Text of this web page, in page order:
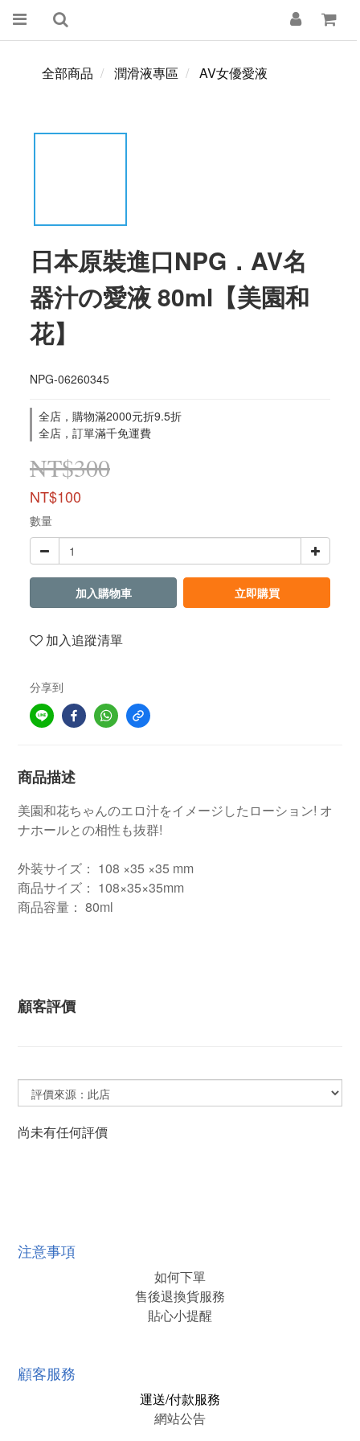
全部商品 潤滑液專區 AV女優愛液
日本原裝進口NPG．AV名
器汁の愛液 80ml【美園和
花】
NPG-06260345
全店，購物滿2000元折9.5折
全店，訂單滿千免運費
NT$300
NT$100
數量
加入購物車 立即購買
加入追蹤清單
分享到
商品描述
美園和花ちゃんのエロ汁をイメージしたローション! オ
ナホールとの相性も抜群!
外装サイズ： 108 ×35 ×35 mm
商品サイズ： 108×35×35mm
商品容量： 80ml
顧客評價
尚未有任何評價
注意事項
如何下單
售後退換貨服務
貼心小提醒
顧客服務
運送/付款服務
網站公告